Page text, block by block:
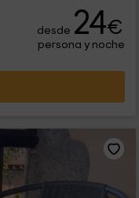
desde 24€
persona y noche